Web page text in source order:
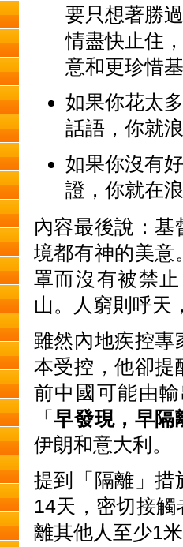
要只想著勝
情盡快止住
意和更珍惜
如果你花太
話語，你就
如果你沒有
證，你就在
內容最後說：
境都有神的美意
罩而沒有被禁
山。人窮則呼天
雖然內地疾控專
本受控，他卻提
前中國可能由
「早發現，早隔
伊朗和意大利。
提到「隔離」措
14天，密切接
離其他人至少1